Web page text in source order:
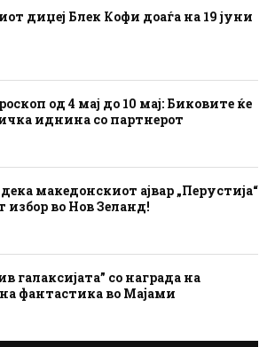
диџеј Блек Кофи доаѓа на 19 јуни
од 4 мај до 10 мај: Биковите ќе
иднина со партнерот
македонскиот ајвар „Перустија“
избор во Нов Зеланд!
галаксијата” со награда на
фантастика во Мајами